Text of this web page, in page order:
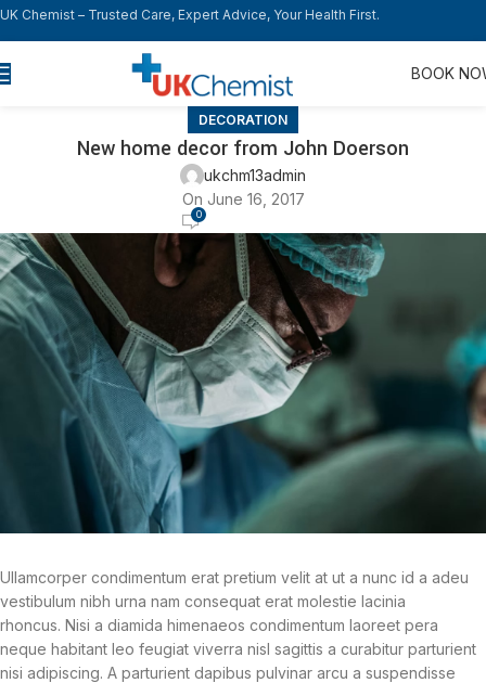
UK Chemist – Trusted Care, Expert Advice, Your Health First.
BOOK
DECORATION
New home decor from John Doerson
ukchm13admin
On June 16, 2017
0
Ullamcorper condimentum erat pretium velit at ut a nunc id a adeu
vestibulum nibh urna nam consequat erat molestie lacinia
rhoncus. Nisi a diamida himenaeos condimentum laoreet pera
neque habitant leo feugiat viverra nisl sagittis a curabitur parturient
nisi adipiscing. A parturient dapibus pulvinar arcu a suspendisse